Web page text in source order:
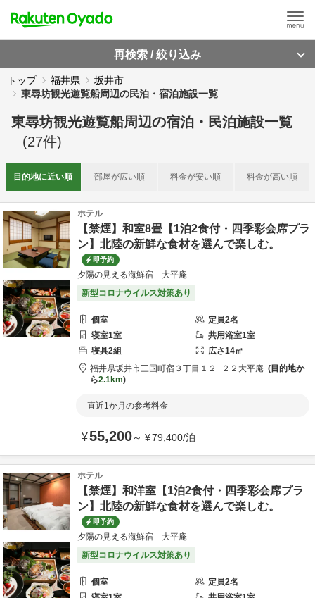
再検索 / 絞り込み
トップ 福井県
坂井市
東尋坊観光遊覧船周辺の民泊・宿泊施設一覧
東尋坊観光遊覧船周辺の宿泊・民泊施設一覧
(27件)
目的地に近い順 部屋が広い順 料金が安い順 料金が高い順
ホテル
【禁煙】和室8畳【1泊2食付・四季彩会席プラ
ン】北陸の新鮮な食材を選んで楽しむ。
即予約
夕陽の見える海鮮宿 大平庵
新型コロナウイルス対策あり
個室 定員2名
寝室1室 共用浴室1室
寝具2組 広さ14㎡
福井県坂井市三国町宿３丁目１２−２２ 大平庵
目的地か
ら2.1km
直近1か月の参考料金
¥55,200～ ¥79,400/泊
ホテル
【禁煙】和洋室【1泊2食付・四季彩会席プラ
ン】北陸の新鮮な食材を選んで楽しむ。
即予約
夕陽の見える海鮮宿 大平庵
新型コロナウイルス対策あり
個室 定員2名